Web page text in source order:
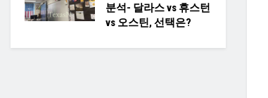
분석- 달라스 vs 휴스턴
vs 오스틴, 선택은?